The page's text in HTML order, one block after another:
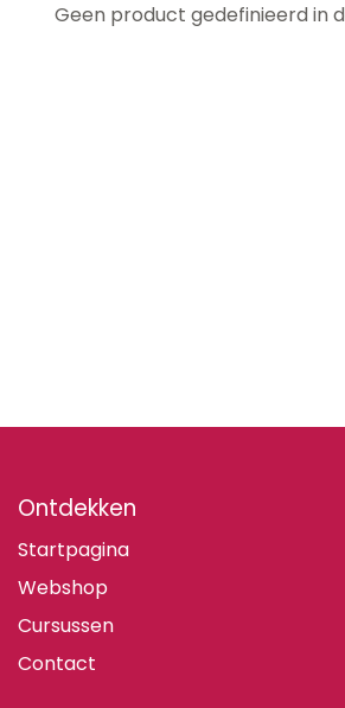
Geen product gedefinieerd in
Ontdekken
Startpagina
Webshop
Cursussen
Contact